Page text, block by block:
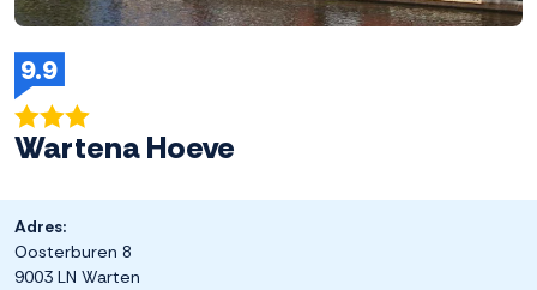
9.9
Wartena Hoeve
Adres:
Oosterburen 8
9003 LN Warten